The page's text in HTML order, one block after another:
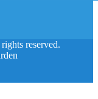
reserved.